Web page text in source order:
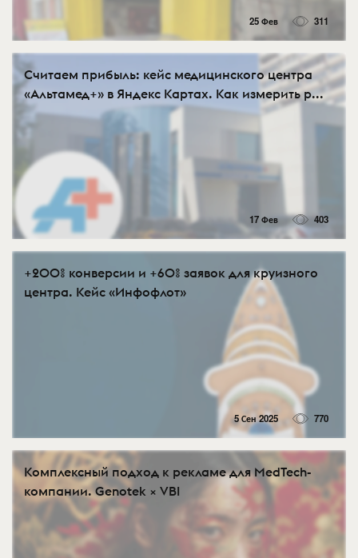
25 Фев 311
Считаем прибыль: кейс медицинского центра
«Альтамед+» в Яндекс Картах. Как измерить р...
17 Фев 403
+200% конверсии и +60% заявок для круизного
центра. Кейс «Инфофлот»
5 Сен 2025 770
Комплексный подход к рекламе для MedTech-
компании. Genotek × VBI